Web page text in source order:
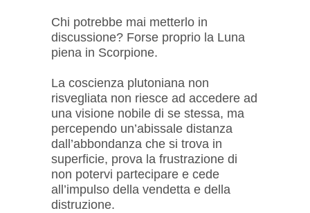
Chi potrebbe mai metterlo in
discussione? Forse proprio la Luna
piena in Scorpione.
La coscienza plutoniana non
risvegliata non riesce ad accedere ad
una visione nobile di se stessa, ma
percependo un’abissale distanza
dall’abbondanza che si trova in
superficie, prova la frustrazione di
non potervi partecipare e cede
all’impulso della vendetta e della
distruzione.